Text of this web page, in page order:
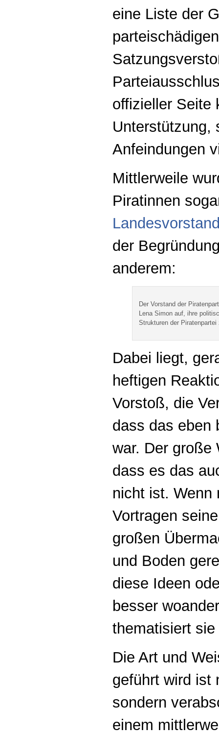
eine Liste der
offizieller Seite
Unterstützung,
Anfeindungen
Mittlerweile
Piratinnen
der
anderem:
Der Vorstand der
Lena Simon auf, ihre
Strukturen der
Dabei liegt,
heftigen
Vorstoß, die
dass das eben
war. Der große
dass es das
nicht ist. Wenn
Vortragen
großen
und Boden
diese Ideen
besser
thematisiert
Die Art und
geführt wird ist
sondern
einem